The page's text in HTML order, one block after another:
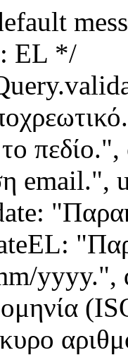
EL */
email.",
yyyy.",